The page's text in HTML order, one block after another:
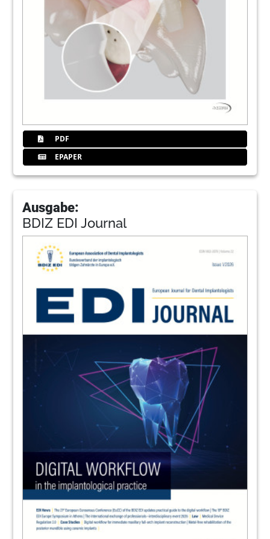
PDF
EPAPER
Ausgabe:
BDIZ EDI Journal